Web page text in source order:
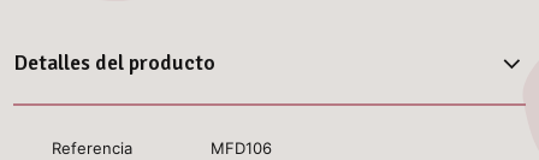
Detalles del producto
Referencia MFD106